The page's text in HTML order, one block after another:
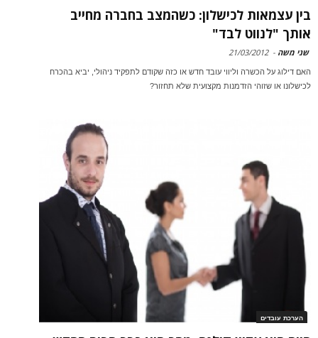
בין עצמאות לכישלון: כשהמצב בחברה מחייב
אותך "לנווט לבד"
שני משה -
21/03/2012
האם דילוג על הכשרה וליווי עובד חדש או כזה שקודם לתפקיד ניהולי, יביא בהכרח
לכישלונו או שזוהי הזדמנות מקצועית שלא תחזור?
הערכת עובדים